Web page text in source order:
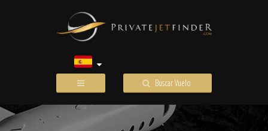
Buscar Vuelo